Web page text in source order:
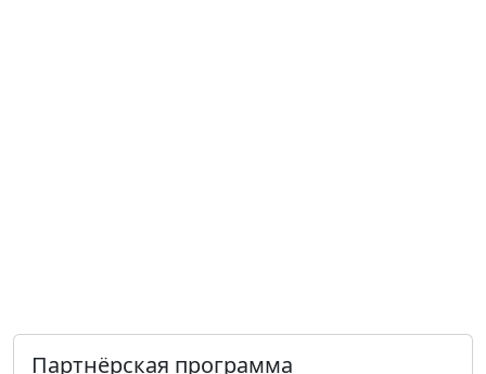
Партнёрская программа